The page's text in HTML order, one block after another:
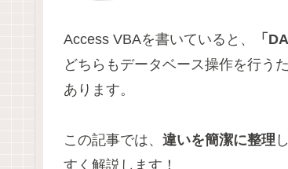
Access VBAを書いていると、 「
どちらもデータベース操作を行う
あります。
この記事では、 違いを簡潔に整理
すく解説します！